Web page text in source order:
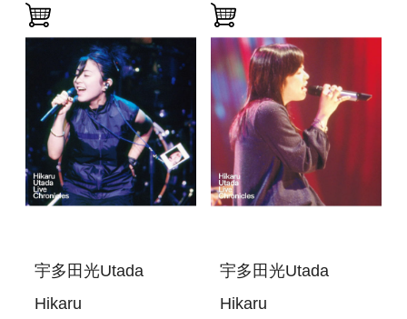
(日本進口BLU-RAY)
STUDIOS (2022)(日
本進口(BLU-RAY))
宇多田光Utada
Hikaru
宇多田光Utada
Hikaru